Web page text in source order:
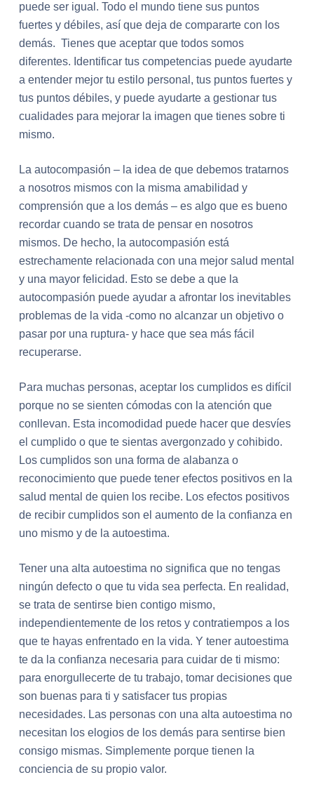
puede ser igual. Todo el mundo tiene sus puntos
fuertes y débiles, así que deja de compararte con los
demás. Tienes que aceptar que todos somos
diferentes. Identificar tus competencias puede ayudarte
a entender mejor tu estilo personal, tus puntos fuertes y
tus puntos débiles, y puede ayudarte a gestionar tus
cualidades para mejorar la imagen que tienes sobre ti
mismo.
La autocompasión – la idea de que debemos tratarnos
a nosotros mismos con la misma amabilidad y
comprensión que a los demás – es algo que es bueno
recordar cuando se trata de pensar en nosotros
mismos. De hecho, la autocompasión está
estrechamente relacionada con una mejor salud mental
y una mayor felicidad. Esto se debe a que la
autocompasión puede ayudar a afrontar los inevitables
problemas de la vida -como no alcanzar un objetivo o
pasar por una ruptura- y hace que sea más fácil
recuperarse.
Para muchas personas, aceptar los cumplidos es difícil
porque no se sienten cómodas con la atención que
conllevan. Esta incomodidad puede hacer que desvíes
el cumplido o que te sientas avergonzado y cohibido.
Los cumplidos son una forma de alabanza o
reconocimiento que puede tener efectos positivos en la
salud mental de quien los recibe. Los efectos positivos
de recibir cumplidos son el aumento de la confianza en
uno mismo y de la autoestima.
Tener una alta autoestima no significa que no tengas
ningún defecto o que tu vida sea perfecta. En realidad,
se trata de sentirse bien contigo mismo,
independientemente de los retos y contratiempos a los
que te hayas enfrentado en la vida. Y tener autoestima
te da la confianza necesaria para cuidar de ti mismo:
para enorgullecerte de tu trabajo, tomar decisiones que
son buenas para ti y satisfacer tus propias
necesidades. Las personas con una alta autoestima no
necesitan los elogios de los demás para sentirse bien
consigo mismas. Simplemente porque tienen la
conciencia de su propio valor.